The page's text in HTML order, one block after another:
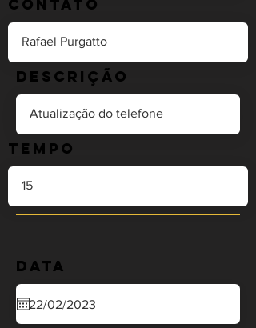
Contato
Descrição
Tempo
Data